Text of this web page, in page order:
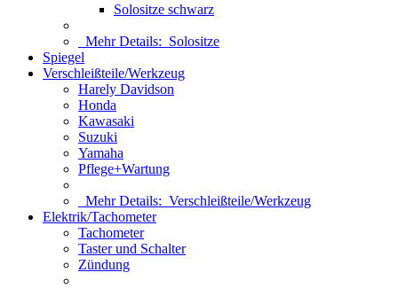
Solositze schwarz
Mehr Details: Solositze
Spiegel
Verschleißteile/Werkzeug
Harely Davidson
Honda
Kawasaki
Suzuki
Yamaha
Pflege+Wartung
Mehr Details: Verschleißteile/Werkzeug
Elektrik/Tachometer
Tachometer
Taster und Schalter
Zündung